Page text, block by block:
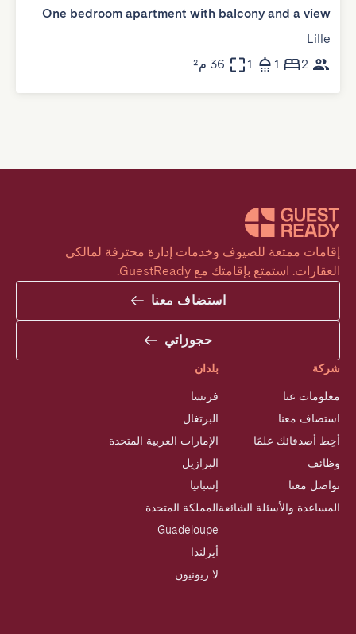
One bedroom apartment with balcony and a view
Lille
2
1
1 36 م²
العقارات. استمتع بإقامتك مع GuestReady.
استضاف معنا
حجوزاتي
شركة
معلومات عنا
استضاف معنا
أحِط أصدقائك علمًا
وظائف
تواصل معنا
المساعدة والأسئلة الشائعة
بلدان
فرنسا
البرتغال
الإمارات العربية المتحدة
البرازيل
إسبانيا
المملكة المتحدة
Guadeloupe
أيرلندا
لا ريونيون